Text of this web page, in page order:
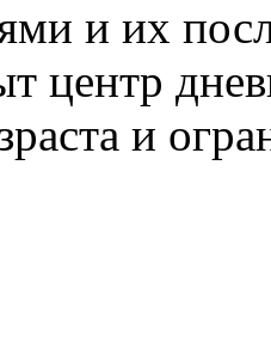
и их
центр
и